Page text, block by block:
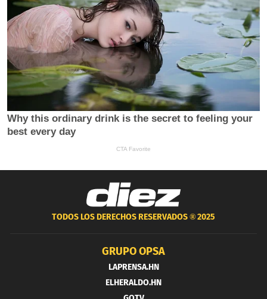
TODOS LOS DERECHOS RESERVADOS ®2025
GRUPO OPSA
LAPRENSA.HN
ELHERALDO.HN